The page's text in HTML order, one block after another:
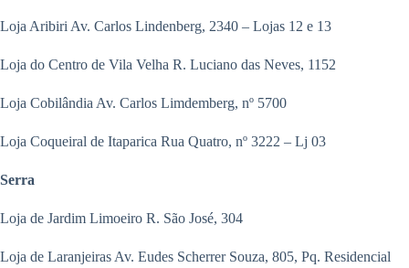
Loja Aribiri Av. Carlos Lindenberg, 2340 – Lojas 12 e 13
Loja do Centro de Vila Velha R. Luciano das Neves, 1152
Loja Cobilândia Av. Carlos Limdemberg, nº 5700
Loja Coqueiral de Itaparica Rua Quatro, nº 3222 – Lj 03
Serra
Loja de Jardim Limoeiro R. São José, 304
Loja de Laranjeiras Av. Eudes Scherrer Souza, 805, Pq. Residencial